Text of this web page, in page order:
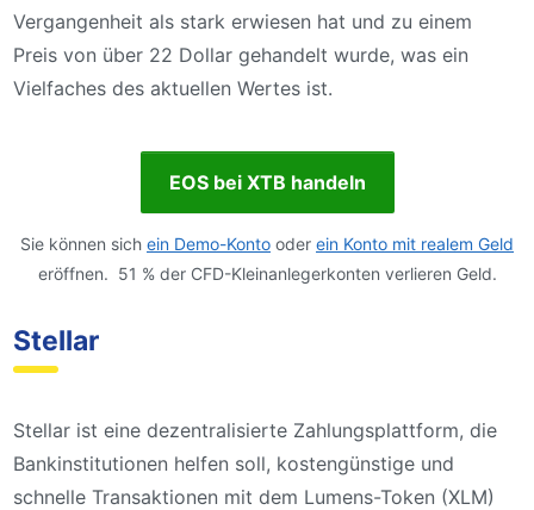
Vergangenheit als stark erwiesen hat und zu einem
Preis von über 22 Dollar gehandelt wurde, was ein
Vielfaches des aktuellen Wertes ist.
EOS bei XTB handeln
Sie können sich ein Demo-Konto oder ein Konto mit realem Geld
eröffnen. 51 % der CFD-Kleinanlegerkonten verlieren Geld.
Stellar
Stellar ist eine dezentralisierte Zahlungsplattform, die
Bankinstitutionen helfen soll, kostengünstige und
schnelle Transaktionen mit dem Lumens-Token (XLM)